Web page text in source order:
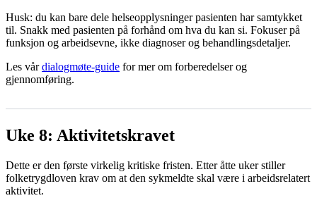
Husk: du kan bare dele helseopplysninger pasienten har samtykket
til. Snakk med pasienten på forhånd om hva du kan si. Fokuser på
funksjon og arbeidsevne, ikke diagnoser og behandlingsdetaljer.
Les vårdialogmøte-guide for mer om forberedelser og
gjennomføring.
Uke 8: Aktivitetskravet
Dette er den første virkelig kritiske fristen. Etter åtte uker stiller
folketrygdloven krav om at den sykmeldte skal være i arbeidsrelatert
aktivitet.